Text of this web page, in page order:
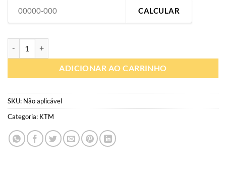
CALCULAR
ADICIONAR AO CARRINHO
SKU: Não aplicável
Categoria: KTM